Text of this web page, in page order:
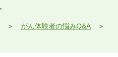
がん体験者の悩みQ&A